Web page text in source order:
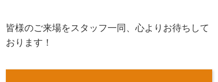
皆様のご来場をスタッフ一同、心よりお待ちして
おります！